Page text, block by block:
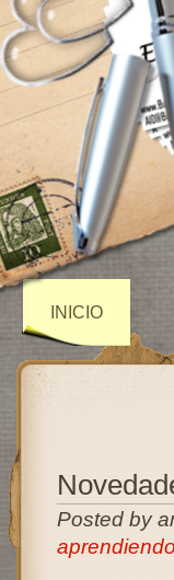
INICIO
Posted by
aprendiendo